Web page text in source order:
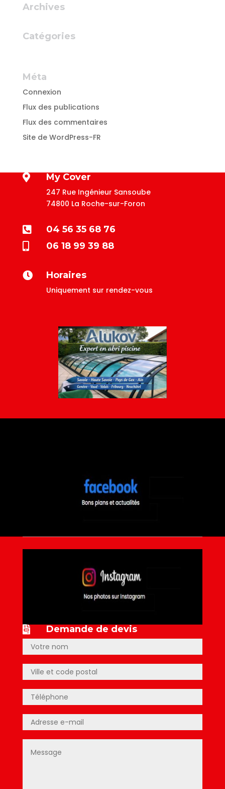
Archives
Catégories
Méta
Connexion
Flux des publications
Flux des commentaires
Site de WordPress-FR
 My Cover
247 Rue Ingénieur Sansoube
74800 La Roche-sur-Foron
 04 56 35 68 76
 06 18 99 39 88
 Horaires
Uniquement sur rendez-vous
 Demande de devis